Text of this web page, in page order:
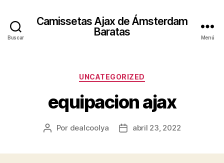
Buscar
Camissetas Ajax de Ámsterdam
Baratas
Menú
Categorías
UNCATEGORIZED
equipacion ajax
Autor
Por dealcoolya
Fechaabril 23, 2022